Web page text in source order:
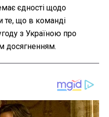
єдності щодо
те, що в команді
з Україною про
досягненням.